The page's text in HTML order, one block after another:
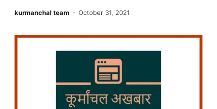
kurmanchal team October 31, 2021